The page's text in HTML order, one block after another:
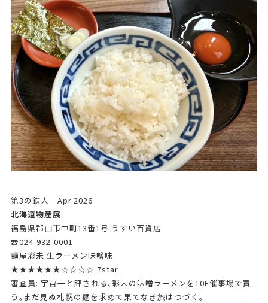
第3の鉄人 Apr.2026
北海道物産展
福島県郡山市中町13番1号 うすい百貨店
☎024-932-0001
麵屋彩未 生ラーメン味噌味
★★★★★★☆☆☆☆ 7star
審査員: 宇宙一と評される､彩未の味噌ラーメンを10F催事場で買
う｡まだ見ぬ札幌の麺を求めて果てなき旅はつづく｡